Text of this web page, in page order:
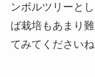
ンボルツリーと
ば栽培もあまり
てみてくださいね